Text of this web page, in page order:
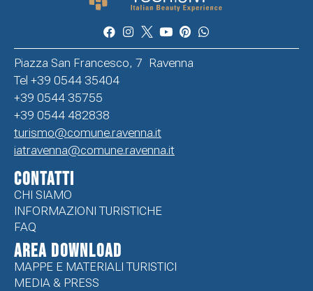
Piazza San Francesco, 7 Ravenna
Tel +39 0544 35404
+39 0544 35755
+39 0544 482838
turismo@comune.ravenna.it
iatravenna@comune.ravenna.it
CONTATTI
CHI SIAMO
INFORMAZIONI TURISTICHE
FAQ
Area Download
MAPPE E MATERIALI TURISTICI
MEDIA & PRESS